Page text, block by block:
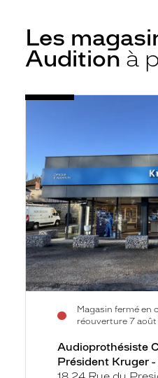
Les
Audition à
Audioprothésiste
Saône
-
Président
Kruger
-
Krys
Audition
Magasin fermé en
réouverture 7
Voir
Audioprothésiste
Président Kruger